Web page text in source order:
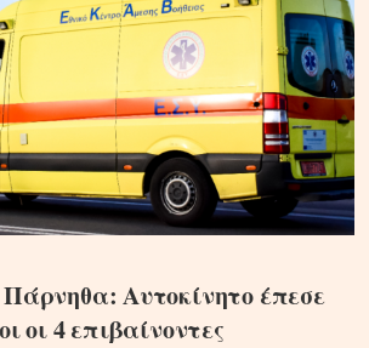
Αυτοκίνητο έπεσε
οι 4 επιβαίνοντες